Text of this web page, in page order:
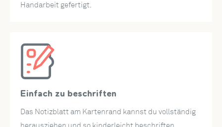
mit einem cremefarbenen Umschlag.
Handarbeit gefertigt.
Einfach zu beschriften
Das Notizblatt am Kartenrand kannst du vollständig